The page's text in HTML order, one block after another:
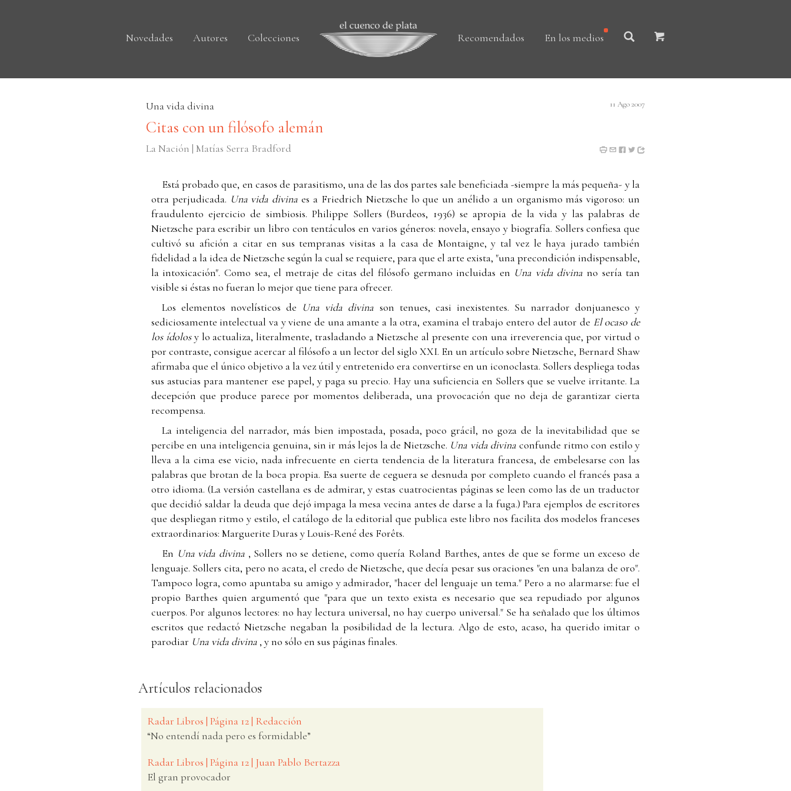
Novedades Autores Colecciones Recomendados En los medios
Una vida divina 11 Ago 2007
Citas con un filósofo alemán
La Nación | Matías Serra Bradford
Está probado que, en casos de parasitismo, una de las dos partes sale beneficiada -siempre la más pequeña- y la
otra perjudicada. Una vida divinaes a Friedrich Nietzsche lo que un anélido a un organismo más vigoroso: un
fraudulento ejercicio de simbiosis. Philippe Sollers (Burdeos, 1936) se apropia de la vida y las palabras de
Nietzsche para escribir un libro con tentáculos en varios géneros: novela, ensayo y biografía. Sollers confiesa que
cultivó su afición a citar en sus tempranas visitas a la casa de Montaigne, y tal vez le haya jurado también
fidelidad a la idea de Nietzsche según la cual se requiere, para que el arte exista, "una precondición indispensable,
la intoxicación". Como sea, el metraje de citas del filósofo germano incluidas en Una vida divinano sería tan
visible si éstas no fueran lo mejor que tiene para ofrecer.
Los elementos novelísticos de Una vida divina son tenues, casi inexistentes. Su narrador donjuanesco y
sediciosamente intelectual va y viene de una amante a la otra, examina el trabajo entero del autor de El ocaso de
los ídolosy lo actualiza, literalmente, trasladando a Nietzsche al presente con una irreverencia que, por virtud o
por contraste, consigue acercar al filósofo a un lector del siglo XXI. En un artículo sobre Nietzsche, Bernard Shaw
afirmaba que el único objetivo a la vez útil y entretenido era convertirse en un iconoclasta. Sollers despliega todas
sus astucias para mantener ese papel, y paga su precio. Hay una suficiencia en Sollers que se vuelve irritante. La
decepción que produce parece por momentos deliberada, una provocación que no deja de garantizar cierta
recompensa.
La inteligencia del narrador, más bien impostada, posada, poco grácil, no goza de la inevitabilidad que se
percibe en una inteligencia genuina, sin ir más lejos la de Nietzsche. Una vida divina confunde ritmo con estilo y
lleva a la cima ese vicio, nada infrecuente en cierta tendencia de la literatura francesa, de embelesarse con las
palabras que brotan de la boca propia. Esa suerte de ceguera se desnuda por completo cuando el francés pasa a
otro idioma. (La versión castellana es de admirar, y estas cuatrocientas páginas se leen como las de un traductor
que decidió saldar la deuda que dejó impaga la mesa vecina antes de darse a la fuga.) Para ejemplos de escritores
que despliegan ritmo y estilo, el catálogo de la editorial que publica este libro nos facilita dos modelos franceses
extraordinarios: Marguerite Duras y Louis-René des Forêts.
En Una vida divina , Sollers no se detiene, como quería Roland Barthes, antes de que se forme un exceso de
lenguaje. Sollers cita, pero no acata, el credo de Nietzsche, que decía pesar sus oraciones "en una balanza de oro".
Tampoco logra, como apuntaba su amigo y admirador, "hacer del lenguaje un tema." Pero a no alarmarse: fue el
propio Barthes quien argumentó que "para que un texto exista es necesario que sea repudiado por algunos
cuerpos. Por algunos lectores: no hay lectura universal, no hay cuerpo universal." Se ha señalado que los últimos
escritos que redactó Nietzsche negaban la posibilidad de la lectura. Algo de esto, acaso, ha querido imitar o
parodiar Una vida divina , y no sólo en sus páginas finales.
Artículos relacionados
Radar Libros | Página 12 | Redacción
“No entendí nada pero es formidable”
Radar Libros | Página 12 | Juan Pablo Bertazza
El gran provocador